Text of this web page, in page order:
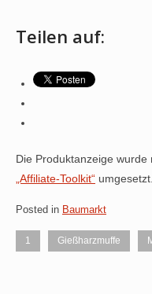
Teilen auf:
Die Produktanzeige
„Affiliate-Toolkit“ umgesetzt.
Posted in Baumarkt
1 Gießharzmuffe